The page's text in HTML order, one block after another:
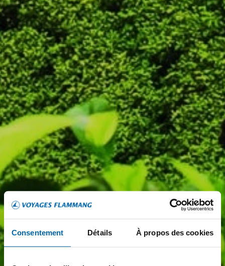
Consentement Détails À propos des cookies